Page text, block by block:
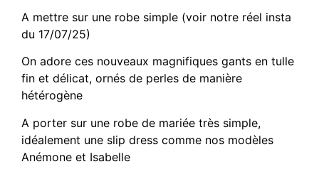
A mettre sur une robe simple (voir notre réel insta
du 17/07/25)
On adore ces nouveaux magnifiques gants en tulle
fin et délicat, ornés de perles de manière
hétérogène
A porter sur une robe de mariée très simple,
idéalement une slip dress comme nos modèles
Anémone et Isabelle